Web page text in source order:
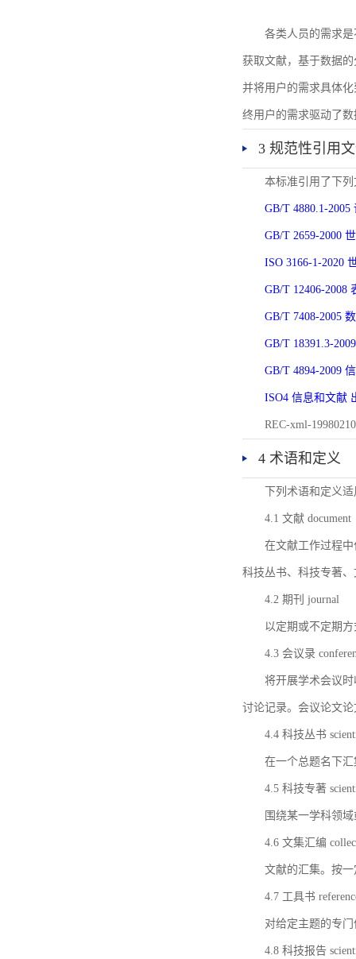
各类人员的需求
获取文献，基于数据
并将用户的需求具体
终用户的需求驱动了
3 规范性引用
本标准引用了下
GB/T 4880.1-
GB/T 2659-2000
ISO 3166-1-2020
GB/T 12406-2008
GB/T 7408-2005
GB/T 18391.3-
GB/T 4894-2009
ISO4 信息和文献
REC-xml-
4 术语和定义
下列术语和定义
4.1 文献 document
在文献工作过程
科技丛书、科技专著
4.2 期刊 journal
以定期或不定期
4.3 会议录
将开展学术会议
讨论记录。会议论文
4.4 科技丛书
在一个总题名下
4.5 科技专著
围绕某一学科领
4.6 文集汇编
文献的汇集。按
4.7 工具书
对给定主题的专
4.8 科技报告